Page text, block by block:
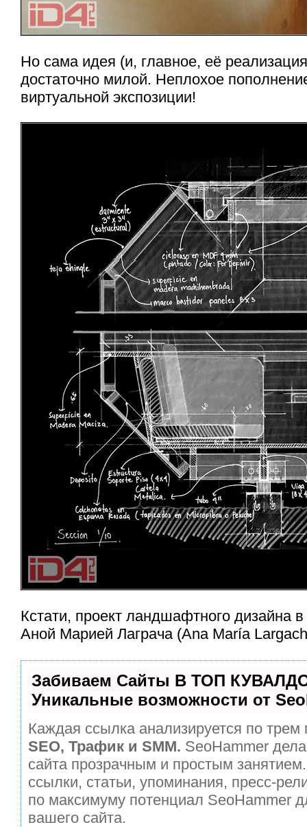
Но сама идея (и, главное, её
достаточно милой. Неплохое
виртуальной экспозиции!
Кстати, проект ландшафтного дизайна
Аной Марией Лаграча (Ana María
Забиваем Сайты В ТОП
Уникальные возможности от
Каждая ссылка анализируется по трем
SEO, Трафик и SMM. SeoHammer
сайта прозрачным и простым
ссылки, статьи, упоминания, пресс-
по максимуму потенциал SeoHammer
вашего сайта.